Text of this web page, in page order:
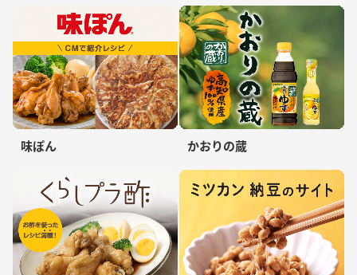
味ぽん かおりの蔵